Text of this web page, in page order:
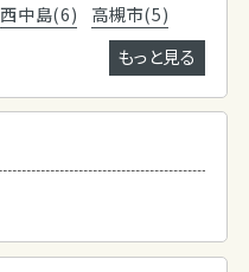
西中島(6)
高槻市(5)
もっと見る